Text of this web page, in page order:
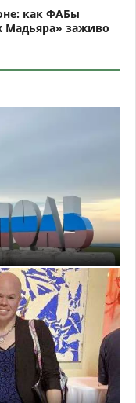
как ФАБы
Мадьяра» заживо